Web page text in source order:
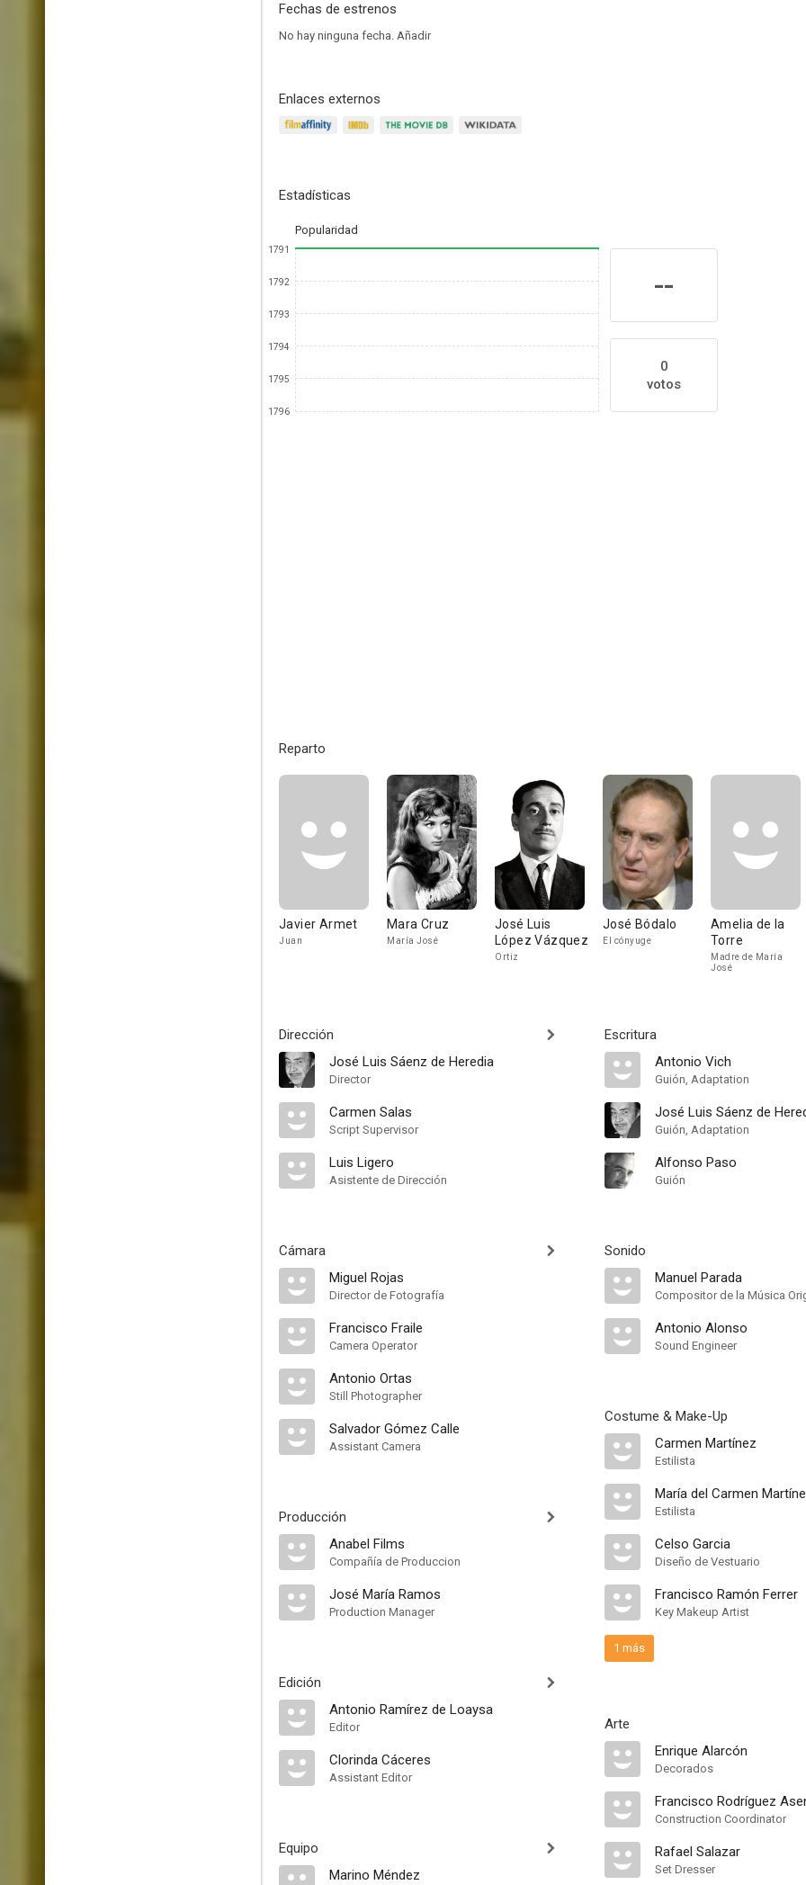
Fechas de estrenos
No hay ninguna fecha. Añadir
Enlaces externos
Estadísticas
Popularidad
1791
1792
1793
1794
1795
1796
--
0
votos
Reparto
Javier Armet
Juan
Mara Cruz
María José
José Luis
López Vázquez
Ortiz
José Bódalo
El cónyuge
Amelia de la
Torre
Madre de María
José
Dirección
José Luis Sáenz de Heredia
Director
Carmen Salas
Script Supervisor
Luis Ligero
Asistente de Dirección
Cámara
Miguel Rojas
Director de Fotografía
Francisco Fraile
Camera Operator
Antonio Ortas
Still Photographer
Salvador Gómez Calle
Assistant Camera
Producción
Anabel Films
Compañía de Produccion
José María Ramos
Production Manager
Edición
Antonio Ramírez de Loaysa
Editor
Clorinda Cáceres
Assistant Editor
Equipo
Marino Méndez
Escritura
Antonio Vich
Guión, Adaptation
José Luis Sáenz de
Guión, Adaptation
Alfonso Paso
Guión
Sonido
Manuel Parada
Compositor de la Música
Antonio Alonso
Sound Engineer
Costume & Make-Up
Carmen Martínez
Estilista
María del Carmen
Estilista
Celso Garcia
Diseño de Vestuario
Francisco Ramón Ferrer
Key Makeup Artist
1 más
Arte
Enrique Alarcón
Decorados
Francisco Rodríguez
Construction Coordinator
Rafael Salazar
Set Dresser